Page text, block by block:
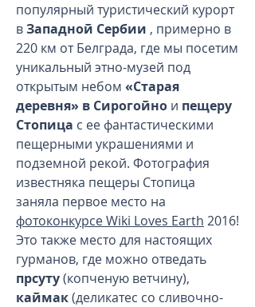
популярный туристический курорт
вЗападной Сербии , примерно в
220 км от Белграда, где мы посетим
уникальный этно-музей под
открытым небом «Старая
деревня» в Сирогойно и пещеру
Стопица с ее фантастическими
пещерными украшениями и
подземной рекой. Фотография
известняка пещеры Стопица
заняла первое место на
фотоконкурсе Wiki Loves Earth 2016!
Это также место для настоящих
гурманов, где можно отведать
прсуту(копченую ветчину),
каймак(деликатес со сливочно-